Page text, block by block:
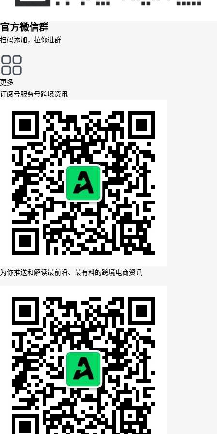
官方微信群
扫码添加，拉你进群
更多
订阅号服务号跨境资讯
为你推送和解读最前沿、最有料的跨境电商资讯